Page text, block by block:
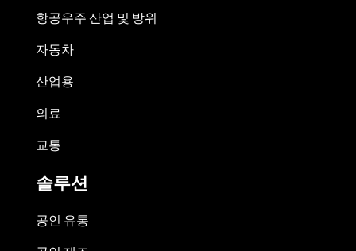
항공우주 산업 및 방위
자동차
산업용
의료
교통
솔루션
공인 유통